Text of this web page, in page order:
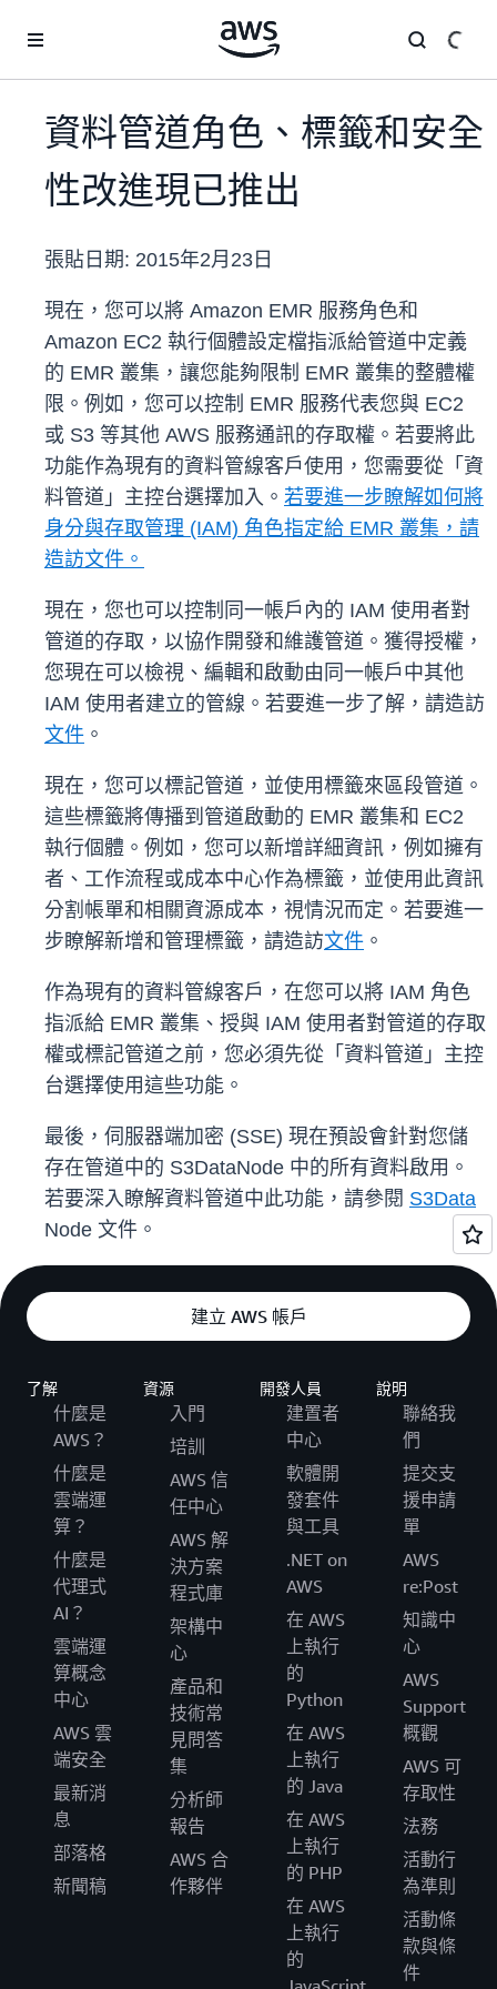
資料管道角色、標籤和安全
性改進現已推出
張貼日期: 2015年2月23日
現在，您可以將 Amazon EMR 服務角色和
Amazon EC2 執行個體設定檔指派給管道中定義
的 EMR 叢集，讓您能夠限制 EMR 叢集的整體權
限。例如，您可以控制 EMR 服務代表您與 EC2
或 S3 等其他 AWS 服務通訊的存取權。若要將此
功能作為現有的資料管線客戶使用，您需要從「資
料管道」主控台選擇加入。 若要進一步瞭解如何將
身分與存取管理 (IAM) 角色指定給 EMR 叢集，請
造訪文件。
現在，您也可以控制同一帳戶內的 IAM 使用者對
管道的存取，以協作開發和維護管道。獲得授權，
您現在可以檢視、編輯和啟動由同一帳戶中其他
IAM 使用者建立的管線。若要進一步了解，請造訪
文件 。
現在，您可以標記管道，並使用標籤來區段管道。
這些標籤將傳播到管道啟動的 EMR 叢集和 EC2
執行個體。例如，您可以新增詳細資訊，例如擁有
者、工作流程或成本中心作為標籤，並使用此資訊
分割帳單和相關資源成本，視情況而定。若要進一
步瞭解新增和管理標籤，請造訪文件 。
作為現有的資料管線客戶，在您可以將 IAM 角色
指派給 EMR 叢集、授與 IAM 使用者對管道的存取
權或標記管道之前，您必須先從「資料管道」主控
台選擇使用這些功能。
最後，伺服器端加密 (SSE) 現在預設會針對您儲
存在管道中的 S3DataNode 中的所有資料啟用。
若要深入瞭解資料管道中此功能，請參閱 S3Data
Node 文件。
建立 AWS 帳戶
了解
什麼是
AWS？
什麼是
雲端運
算？
什麼是
代理式
AI？
雲端運
算概念
中心
AWS 雲
端安全
最新消
息
部落格
新聞稿
資源
入門
培訓
AWS 信
任中心
AWS 解
決方案
程式庫
架構中
心
產品和
技術常
見問答
集
分析師
報告
AWS 合
作夥伴
開發人員
建置者
中心
軟體開
發套件
與工具
.NET on
AWS
在 AWS
上執行
的
Python
在 AWS
上執行
的 Java
在 AWS
上執行
的 PHP
在 AWS
上執行
的
說明
聯絡我
們
提交支
援申請
單
AWS
re:Post
知識中
心
AWS
Support
概觀
AWS 可
存取性
法務
活動行
為準則
活動條
款與條
件